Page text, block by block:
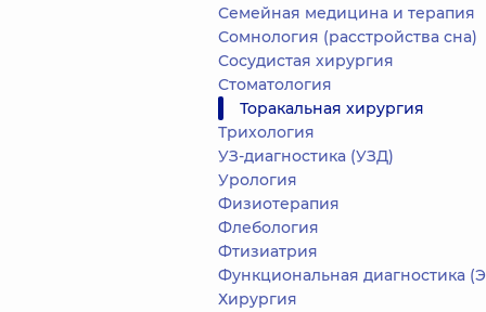
Семейная медицина и терапия
Сомнология (расстройства сна)
Сосудистая хирургия
Стоматология
Торакальная хирургия
Трихология
УЗ-диагностика (УЗД)
Урология
Физиотерапия
Флебология
Фтизиатрия
Функциональная диагностика (ЭКГ, холтер,
Хирургия